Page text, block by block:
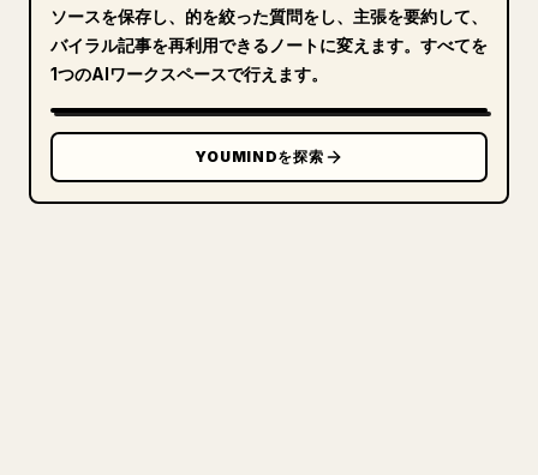
ソースを保存し、的を絞った質問をし、主張を要約して、
バイラル記事を再利用できるノートに変えます。すべてを
1つのAIワークスペースで行えます。
YOUMINDを探索